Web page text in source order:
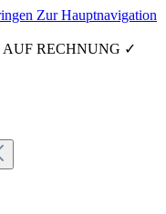
Zur Hauptnavigation
RECHNUNG ✓